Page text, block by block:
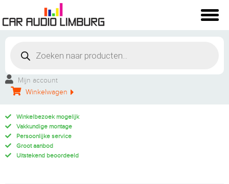
Mijn account
Winkelwagen
Winkelbezoek mogelijk
Vakkundige montage
Persoonlijke service
Groot aanbod
Uitstekend beoordeeld